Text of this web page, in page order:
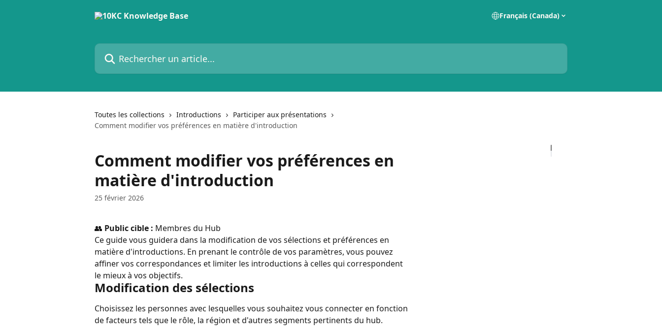
Français (Canada)
Rechercher un article...
Toutes les collections Introductions
Participer aux présentations
Comment modifier vos préférences en matière d'introduction
Comment modifier vos préférences en
matière d'introduction
25 février 2026
👥 Public cible : Membres du Hub
Ce guide vous guidera dans la modification de vos sélections et préférences en
matière d'introductions. En prenant le contrôle de vos paramètres, vous pouvez
affiner vos correspondances et limiter les introductions à celles qui correspondent
le mieux à vos objectifs.
Modification des sélections
Choisissez les personnes avec lesquelles vous souhaitez vous connecter en fonction
de facteurs tels que le rôle, la région et d'autres segments pertinents du hub.